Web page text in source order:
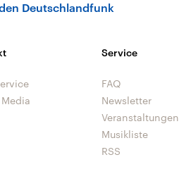
Deutschlandfunk
Service
FAQ
Newsletter
Veranstaltungen
Musikliste
RSS